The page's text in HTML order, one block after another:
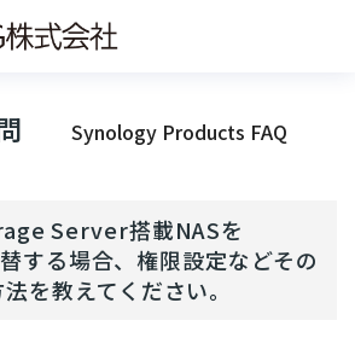
Synology Products FAQ
Server搭載NASを
する場合、権限設定などその
を教えてください。